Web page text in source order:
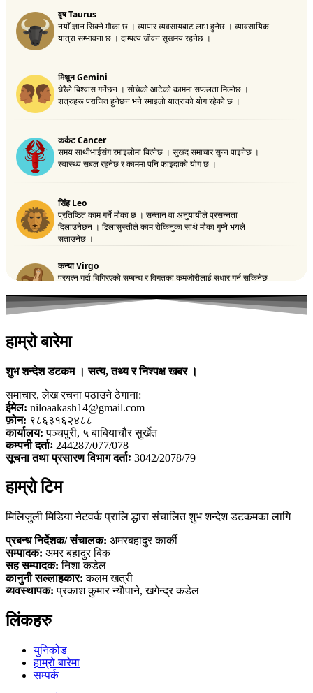
हाम्रो बारेमा
शुभ शन्देश डटकम । सत्य, तथ्य र निश्पक्ष खबर ।
समाचार, लेख रचना पठाउने ठेगाना:
ईमेल: niloaakash14@gmail.com
फ़ोन: ९८६३१६२४८८
कार्यालय: पञ्चपुरी, ५ बाबियाचौर सुर्खेत
कम्पनी दर्ताः 244287/077/078
सूचना तथा प्रसारण विभाग दर्ताः 3042/2078/79
हाम्रो टिम
मिलिजुली मिडिया नेटवर्क प्रालि द्धारा संचालित शुभ शन्देश डटकमका लागि
प्रबन्ध निर्देशक/ संचालक: अमरबहादुर कार्की
सम्पादक: अमर बहादुर बिक
सह सम्पादक: निशा कडेल
कानुनी सल्लाहकार: कलम खत्री
ब्यवस्थापक:प्रकाश कुमार न्याैपाने, खगेन्द्र कडेल
लिंकहरु
युनिकोड
हाम्रो बारेमा
सम्पर्क